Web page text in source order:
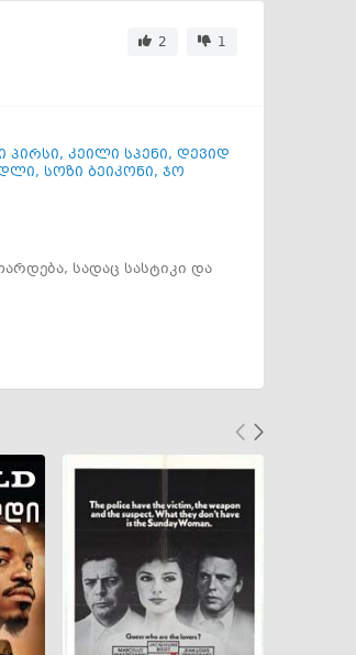
2
1
პირსი, კეილი სპენი, დევიდ
, სოზი ბეიკონი, ჯო
სადაც სასტიკი და